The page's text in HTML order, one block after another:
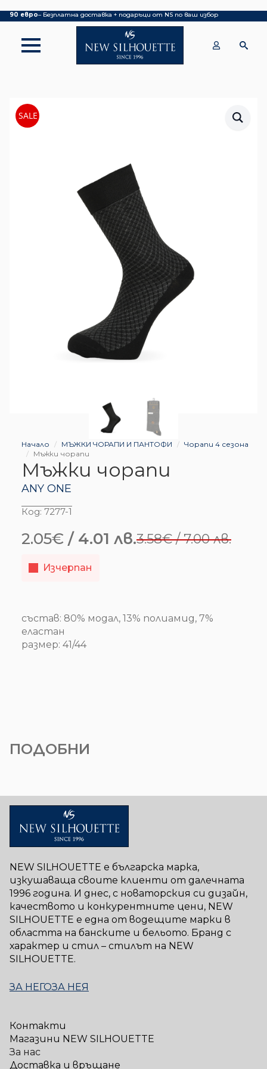
90 евро– Безплатна доставка + подаръци от NS по ваш избор
SALE
Начало МЪЖКИ ЧОРАПИ И ПАНТОФИ
Чорапи 4 сезона
Мъжки чорапи
Мъжки чорапи
ANY ONE
Код: 7277-1
3.58€/ 7.00 лв.
Original
price
/
7.00 лв..
2.05€ / 4.01 лв.
Текущата
цена
/
4.01 лв..
Изчерпан
състав: 80% модал, 13% полиамид, 7%
еластан
размер: 41/44
ПОДОБНИ
NEW SILHOUETTE е българска марка,
изкушаваща своите клиенти от далечната
1996 година. И днес, с новаторския си дизайн,
качеството и конкурентните цени, NEW
SILHOUETTE е една от водещите марки в
областта на банските и бельото. Бранд с
характер и стил – стилът на NEW
SILHOUETTE.
ЗА НЕГОЗА НЕЯ
Контакти
Магазини NEW SILHOUETTE
За нас
Доставка и връщане